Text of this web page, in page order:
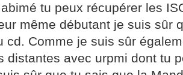
tu peux récupérer les
même débutant je suis sûr
cd. Comme je suis sûr
distantes avec urpmi dont tu